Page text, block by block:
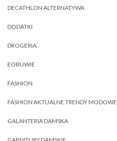
DECATHLON ALTERNATYWA
DODATKI
DROGERIA
EOBUWIE
FASHION
FASHION AKTUALNE TRENDY MODOWE
GALANTERIA DAMSKA